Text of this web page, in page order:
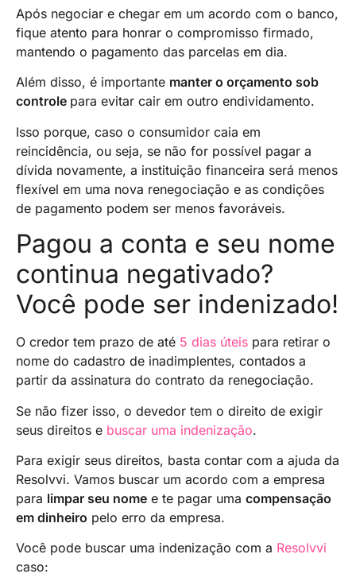
Após negociar e chegar em um acordo com o banco,
fique atento para honrar o compromisso firmado,
mantendo o pagamento das parcelas em dia.
Além disso, é importante manter o orçamento sob
controle para evitar cair em outro endividamento.
Isso porque, caso o consumidor caia em
reincidência, ou seja, se não for possível pagar a
dívida novamente, a instituição financeira será menos
flexível em uma nova renegociação e as condições
de pagamento podem ser menos favoráveis.
Pagou a conta e seu nome
continua negativado?
Você pode ser indenizado!
O credor tem prazo de até 5 dias úteis para retirar o
nome do cadastro de inadimplentes, contados a
partir da assinatura do contrato da renegociação.
Se não fizer isso, o devedor tem o direito de exigir
seus direitos e buscar uma indenização.
Para exigir seus direitos, basta contar com a ajuda da
Resolvvi. Vamos buscar um acordo com a empresa
para limpar seu nome e te pagar uma compensação
em dinheiro pelo erro da empresa.
Você pode buscar uma indenização com a Resolvvi
caso: